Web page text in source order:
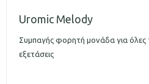
Uromic Melody
Συμπαγής φορητή μονάδα για όλες
εξετάσεις